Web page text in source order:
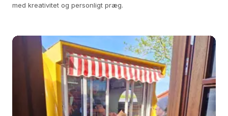
med kreativitet og personligt præg.